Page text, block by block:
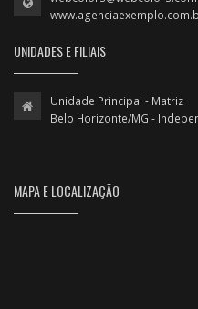
UNIDADES E FILIAIS
Unidade Principal - Matriz
Belo Horizonte/MG -
MAPA E LOCALIZAÇÃO